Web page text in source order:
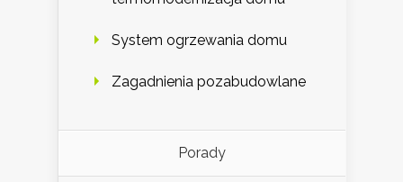
System ogrzewania domu
Zagadnienia pozabudowlane
Porady